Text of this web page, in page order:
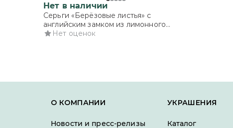
Нет в наличии
Серьги «Берёзовые листья» с
английским замком из лимонного
золота
Нет оценок
О КОМПАНИИ
Новости и пресс-релизы
УКРАШЕНИЯ
Каталог